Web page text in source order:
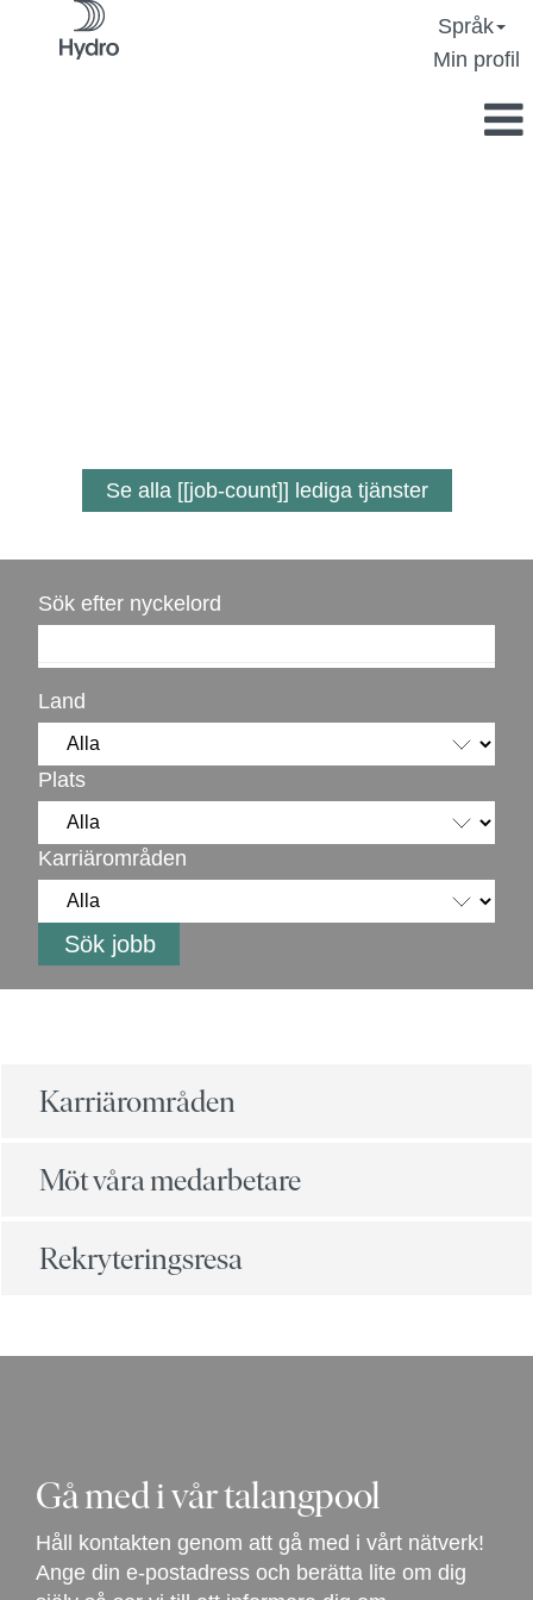
Språk
Min profil
Se alla [[job-count]] lediga tjänster
Sök efter nyckelord
Land
Plats
Karriärområden
Karriärområden
Möt våra medarbetare
Rekryteringsresa
Gå med i vår talangpool
Håll kontakten genom att gå med i vårt nätverk!
Ange din e-postadress och berätta lite om dig